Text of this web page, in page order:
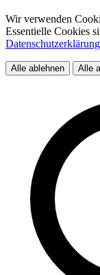
Wir verwenden
Essentielle Cookies
Datenschutzerklärung
Alle ablehnen Alle